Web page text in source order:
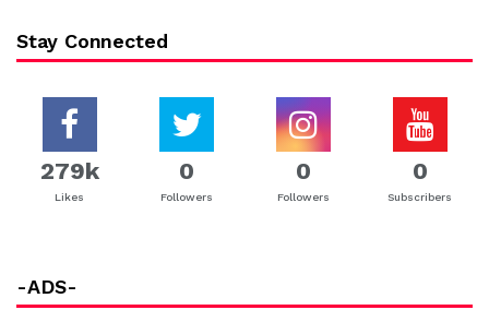
Stay Connected
279k
Likes
0
Followers
0
Followers
0
Subscribers
-ADS-